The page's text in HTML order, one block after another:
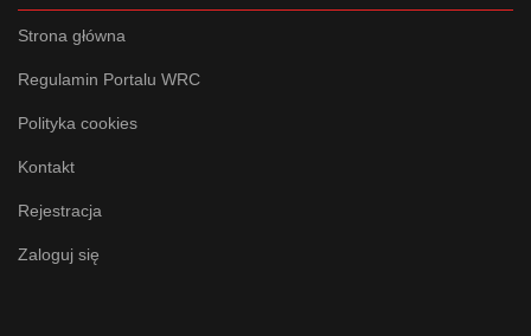
Strona główna
Regulamin Portalu WRC
Polityka cookies
Kontakt
Rejestracja
Zaloguj się